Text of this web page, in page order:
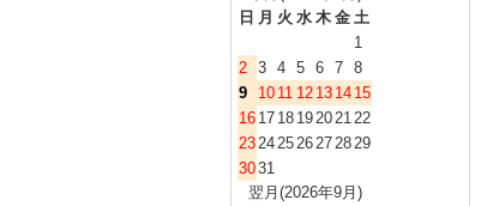
日 月 火 水 木 金 土
1
2 3 4 5 6 7 8
9
10 11 12 13 14 15
16 17 18 19202122
23242526272829
3031
翌月(2026年9月)